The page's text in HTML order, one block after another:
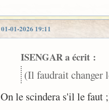
01-01-2026 19:11
ISENGAR a écrit :
(Il faudrait changer
On le scindera s'il le faut